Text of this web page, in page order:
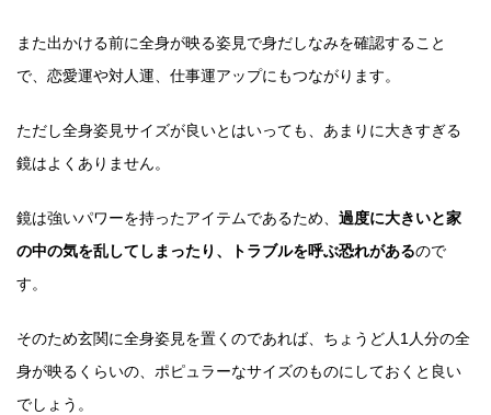
また出かける前に全身が映る姿見で身だしなみを確認すること
で、恋愛運や対人運、仕事運アップにもつながります。
ただし全身姿見サイズが良いとはいっても、あまりに大きすぎる
鏡はよくありません。
鏡は強いパワーを持ったアイテムであるため、 過度に大きいと家
の中の気を乱してしまったり、トラブルを呼ぶ恐れがあるので
す。
そのため玄関に全身姿見を置くのであれば、ちょうど人1人分の全
身が映るくらいの、ポピュラーなサイズのものにしておくと良い
でしょう。